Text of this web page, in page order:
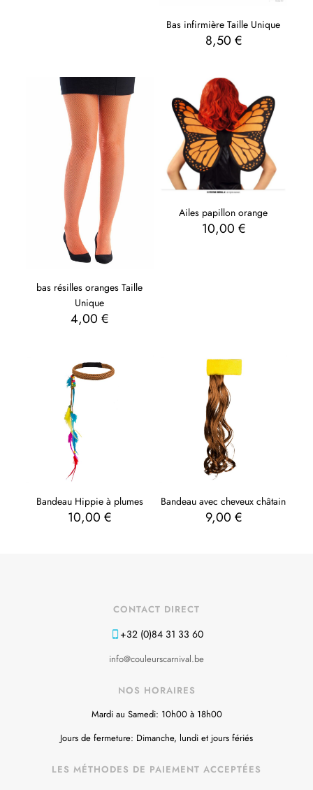
Bas infirmière Taille Unique
8,50 €
bas résilles oranges Taille
Unique
4,00€
Ailes papillon orange
10,00 €
Bandeau Hippie à plumes
10,00€
Bandeau avec cheveux châtain
9,00 €
CONTACT DIRECT
+32 (0)84 31 33 60
info@couleurscarnival.be
NOS HORAIRES
Mardi au Samedi: 10h00 à 18h00
Jours de fermeture: Dimanche, lundi et jours fériés
LES MÉTHODES DE PAIEMENT ACCEPTÉES